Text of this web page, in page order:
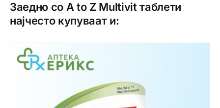
Заедно со A to Z Multivit таблети
најчесто купуваат и: